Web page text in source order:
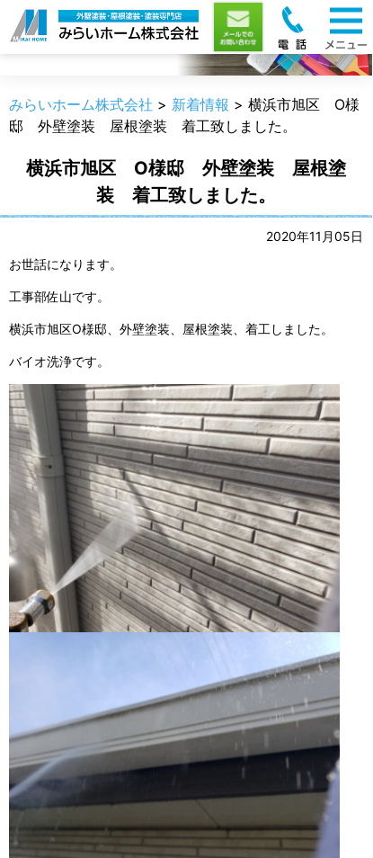
新着情報
みらいホーム株式会社 > 新着情報 > 横浜市旭区 O様
邸 外壁塗装 屋根塗装 着工致しました。
横浜市旭区 O様邸 外壁塗装 屋根塗
装 着工致しました。
2020年11月05日
お世話になります。
工事部佐山です。
横浜市旭区O様邸、外壁塗装、屋根塗装、着工しました。
バイオ洗浄です。